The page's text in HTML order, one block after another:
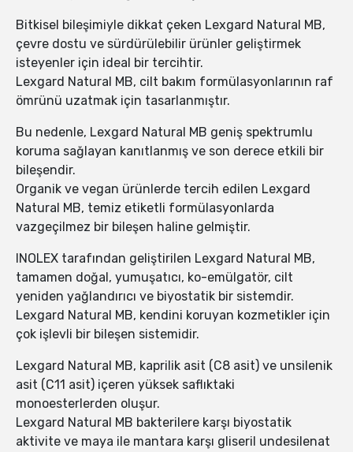
Bitkisel bileşimiyle dikkat çeken Lexgard Natural MB,
çevre dostu ve sürdürülebilir ürünler geliştirmek
isteyenler için ideal bir tercihtir.
Lexgard Natural MB, cilt bakım formülasyonlarının raf
ömrünü uzatmak için tasarlanmıştır.
Bu nedenle, Lexgard Natural MB geniş spektrumlu
koruma sağlayan kanıtlanmış ve son derece etkili bir
bileşendir.
Organik ve vegan ürünlerde tercih edilen Lexgard
Natural MB, temiz etiketli formülasyonlarda
vazgeçilmez bir bileşen haline gelmiştir.
INOLEX tarafından geliştirilen Lexgard Natural MB,
tamamen doğal, yumuşatıcı, ko-emülgatör, cilt
yeniden yağlandırıcı ve biyostatik bir sistemdir.
Lexgard Natural MB, kendini koruyan kozmetikler için
çok işlevli bir bileşen sistemidir.
Lexgard Natural MB, kaprilik asit (C8 asit) ve unsilenik
asit (C11 asit) içeren yüksek saflıktaki
monoesterlerden oluşur.
Lexgard Natural MB bakterilere karşı biyostatik
aktivite ve maya ile mantara karşı gliseril undesilenat